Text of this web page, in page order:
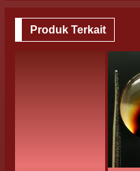
Produk Terkait